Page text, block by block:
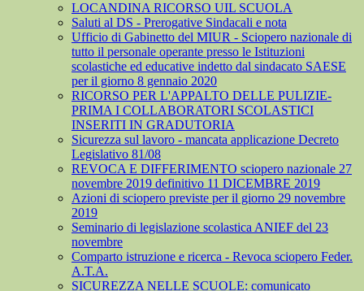
LOCANDINA RICORSO UIL SCUOLA
Saluti al DS - Prerogative Sindacali e nota
Ufficio di Gabinetto del MIUR - Sciopero nazionale di
tutto il personale operante presso le Istituzioni
scolastiche ed educative indetto dal sindacato SAESE
per il giorno 8 gennaio 2020
RICORSO PER L'APPALTO DELLE PULIZIE-
PRIMA I COLLABORATORI SCOLASTICI
INSERITI IN GRADUTORIA
Sicurezza sul lavoro - mancata applicazione Decreto
Legislativo 81/08
REVOCA E DIFFERIMENTO sciopero nazionale 27
novembre 2019 definitivo 11 DICEMBRE 2019
Azioni di sciopero previste per il giorno 29 novembre
2019
Seminario di legislazione scolastica ANIEF del 23
novembre
Comparto istruzione e ricerca - Revoca sciopero Feder.
A.T.A.
SICUREZZA NELLE SCUOLE: comunicato